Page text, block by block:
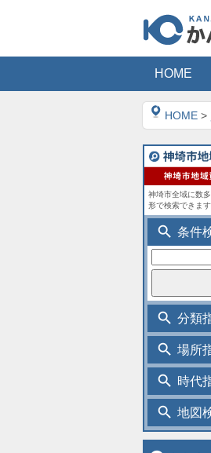
HOME
HOME >
神埼市全域に数
形で検索できま
search 条件
search 分類
search 場所
search 時代
search 地図